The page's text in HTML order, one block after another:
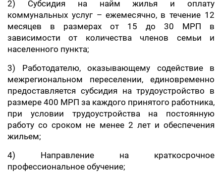
2) Субсидия на найм жилья и оплату
коммунальных услуг – ежемесячно, в течение 12
месяцев в размерах от 15 до 30 МРП в
зависимости от количества членов семьи и
населенного пункта;
3) Работодателю, оказывающему содействие в
межрегиональном переселении, единовременно
предоставляется субсидия на трудоустройство в
размере 400 МРП за каждого принятого работника,
при условии трудоустройства на постоянную
работу со сроком не менее 2 лет и обеспечения
жильем;
4) Направление на краткосрочное
профессиональное обучение;